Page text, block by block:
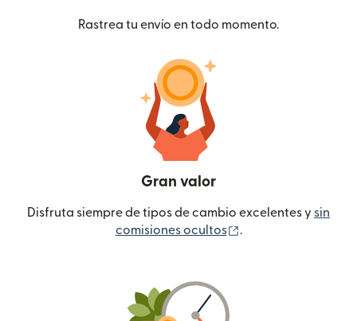
Rastrea tu envío en todo momento.
Gran valor
Disfruta siempre de tipos de cambio excelentes y sin
comisiones ocultos
.